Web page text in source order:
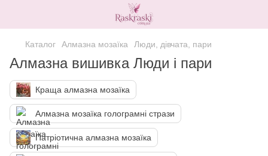
Каталог Алмазна мозаїка Люди, дівчата, пари
Алмазна вишивка Люди і пари
Краща алмазна мозаїка
Алмазна мозаїка голограмні стрази
Патріотична алмазна мозаїка